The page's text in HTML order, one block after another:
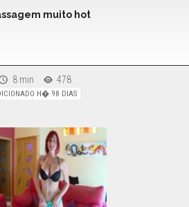
muito hot
8 min 478
H� 98 DIAS